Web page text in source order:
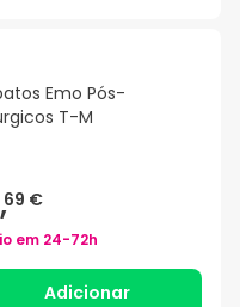
Emo Pós-
T-M
69 €
em 24-72h
Adicionar